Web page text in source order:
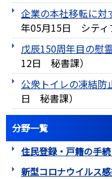
企業の本社移転に対
年05月15日
シテ
戊辰150周年目の慰
12日
秘書課）
公衆トイレの凍結防
日
秘書課）
分野一覧
住民登録・戸籍の手
新型コロナウイルス